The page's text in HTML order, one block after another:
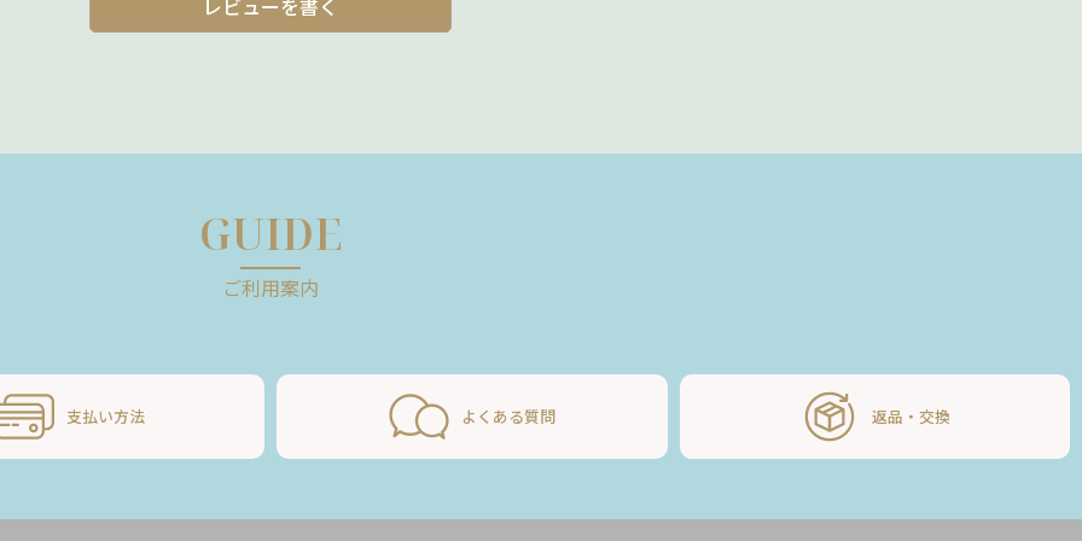
レビューを書く
GUIDE
ご利用案内
支払い方法 よくある質問 返品・交換